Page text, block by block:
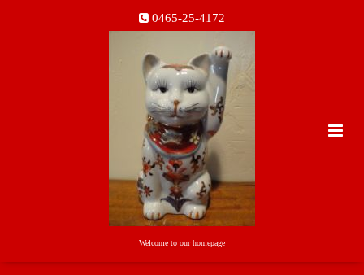
0465-25-4172
Welcome to our homepage